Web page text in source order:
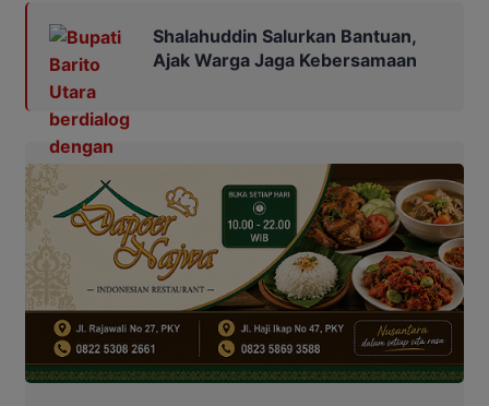
Shalahuddin Salurkan Bantuan,
Ajak Warga Jaga Kebersamaan